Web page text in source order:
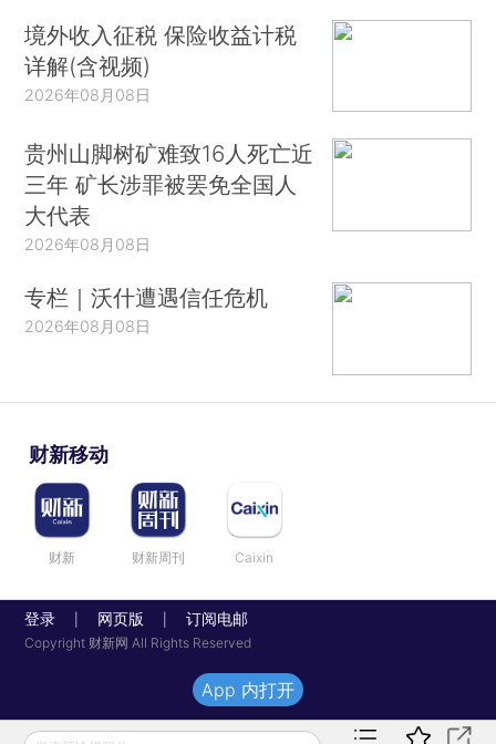
境外收入征税 保险收益计税
详解(含视频)
2026年08月08日
贵州山脚树矿难致16人死亡近
三年 矿长涉罪被罢免全国人
大代表
2026年08月08日
专栏｜沃什遭遇信任危机
2026年08月08日
财新移动
财新 财新周刊 Caixin
登录 网页版 订阅电邮
Copyright 财新网 All Rights Reserved
App 内打开